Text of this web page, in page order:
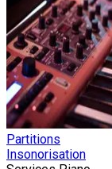
Partitions
Insonorisation